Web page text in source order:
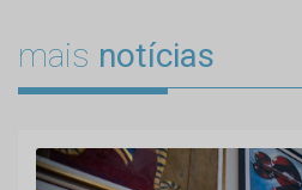
mais notícias